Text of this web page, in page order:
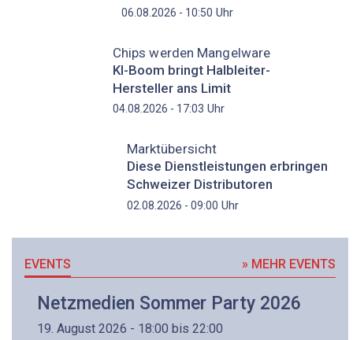
06.08.2026 - 10:50 Uhr
Chips werden Mangelware
KI-Boom bringt Halbleiter-
Hersteller ans Limit
04.08.2026 - 17:03 Uhr
Marktübersicht
Diese Dienstleistungen erbringen
Schweizer Distributoren
02.08.2026 - 09:00 Uhr
EVENTS » MEHR EVENTS
Netzmedien Sommer Party 2026
19. August 2026 - 18:00 bis 22:00